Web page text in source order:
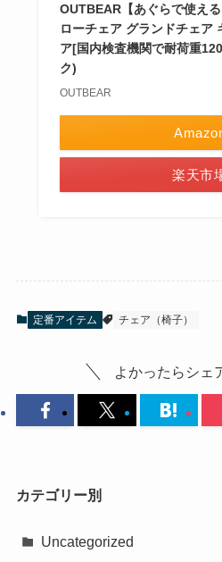
OUTBEAR【あぐらで使え
ローチェア グランドチェア
ア[国内検査機関で耐荷重
ク)
OUTBEAR
楽天市
定番アイテム チェア（椅子）
よかったらシェ
カテゴリー別
Uncategorized